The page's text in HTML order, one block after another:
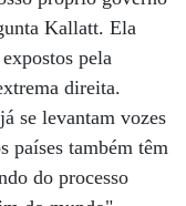
Kallatt. Ela
pela
direita.
se levantam vozes
países também têm
do processo